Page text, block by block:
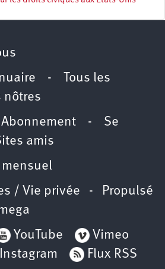
-
Tous les
nôtres
Abonnement - Se
amis
mensuel
/ Vie privée - Propulsé
YouTube
Vimeo
Instagram
Flux RSS